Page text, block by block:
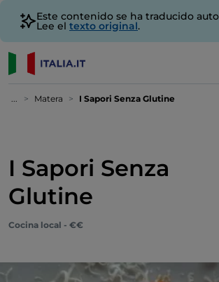
Este contenido se ha traducido
Lee el texto original.
... Matera I Sapori Senza Glutine
I Sapori Senza
Glutine
Cocina local - €€